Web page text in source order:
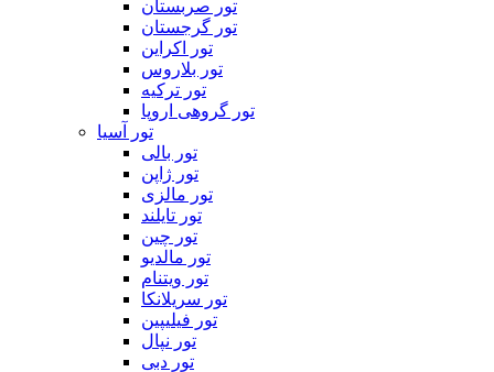
تور صربستان
تور گرجستان
تور اکراین
تور بلاروس
تور ترکیه
تور گروهی اروپا
تور آسیا
تور بالی
تور ژاپن
تور مالزی
تور تایلند
تور چین
تور مالدیو
تور ویتنام
تور سریلانکا
تور فیلیپین
تور نپال
تور دبی